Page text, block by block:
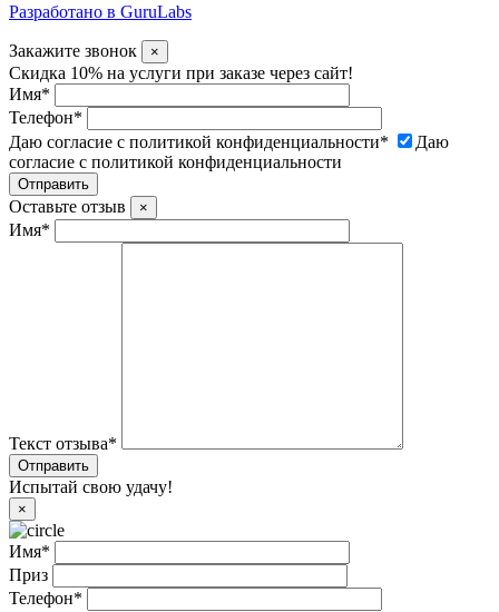
Разработано в GuruLabs
Закажите звонок ×
Скидка 10% на услуги при заказе через сайт!
Имя*
Телефон*
Даю согласие с политикой конфиденциальности*
Даю
согласие с политикой конфиденциальности
Оставьте отзыв ×
Имя*
Текст отзыва*
Испытай свою удачу!
×
Имя*
Приз
Телефон*